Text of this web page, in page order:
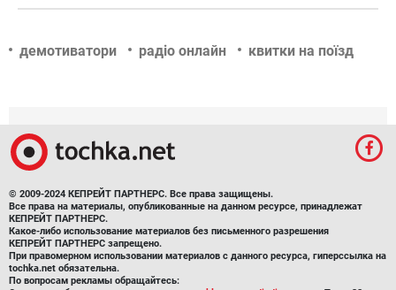
демотиватори радіо онлайн квитки на поїзд
© 2009-2024 КЕПРЕЙТ ПАРТНЕРС. Все права защищены.
Все права на материалы, опубликованные на данном ресурсе, принадлежат
КЕПРЕЙТ ПАРТНЕРС.
Какое-либо использование материалов без письменного разрешения
КЕПРЕЙТ ПАРТНЕРС запрещено.
При правомерном использовании материалов с данного ресурса, гиперссылка на
tochka.net обязательна.
По вопросам рекламы обращайтесь: